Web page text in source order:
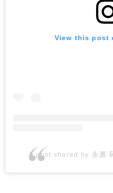
View this post
A post shared by 永瀬